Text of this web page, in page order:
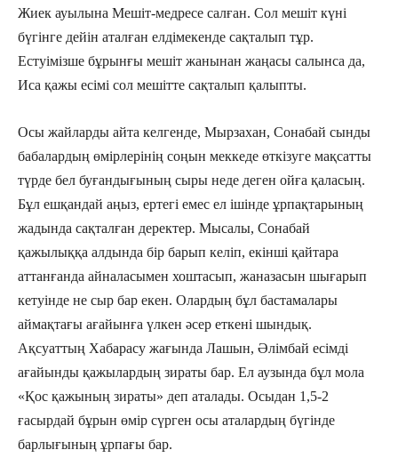
Жиек ауылына Мешіт-медресе салған. Сол мешіт күні
бүгінге дейін аталған елдімекенде сақталып тұр.
Естуімізше бұрынғы мешіт жанынан жаңасы салынса да,
Иса қажы есімі сол мешітте сақталып қалыпты.
Осы жайларды айта келгенде, Мырзахан, Сонабай сынды
бабалардың өмірлерінің соңын меккеде өткізуге мақсатты
түрде бел буғандығының сыры неде деген ойға қаласың.
Бұл ешқандай аңыз, ертегі емес ел ішінде ұрпақтарының
жадында сақталған деректер. Мысалы, Сонабай
қажылыққа алдында бір барып келіп, екінші қайтара
аттанғанда айналасымен хоштасып, жаназасын шығарып
кетуінде не сыр бар екен. Олардың бұл бастамалары
аймақтағы ағайынға үлкен әсер еткені шындық.
Ақсуаттың Хабарасу жағында Лашын, Әлімбай есімді
ағайынды қажылардың зираты бар. Ел аузында бұл мола
«Қос қажының зираты» деп аталады. Осыдан 1,5-2
ғасырдай бұрын өмір сүрген осы аталардың бүгінде
барлығының ұрпағы бар.